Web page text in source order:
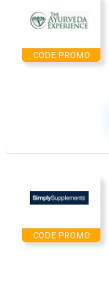
CODE PROMO
CODE PROMO